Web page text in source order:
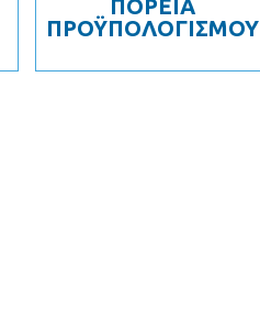
ΠΟΡΕΙΑ
ΠΡΟΫΠΟΛΟΓΙΣΜΟΥ